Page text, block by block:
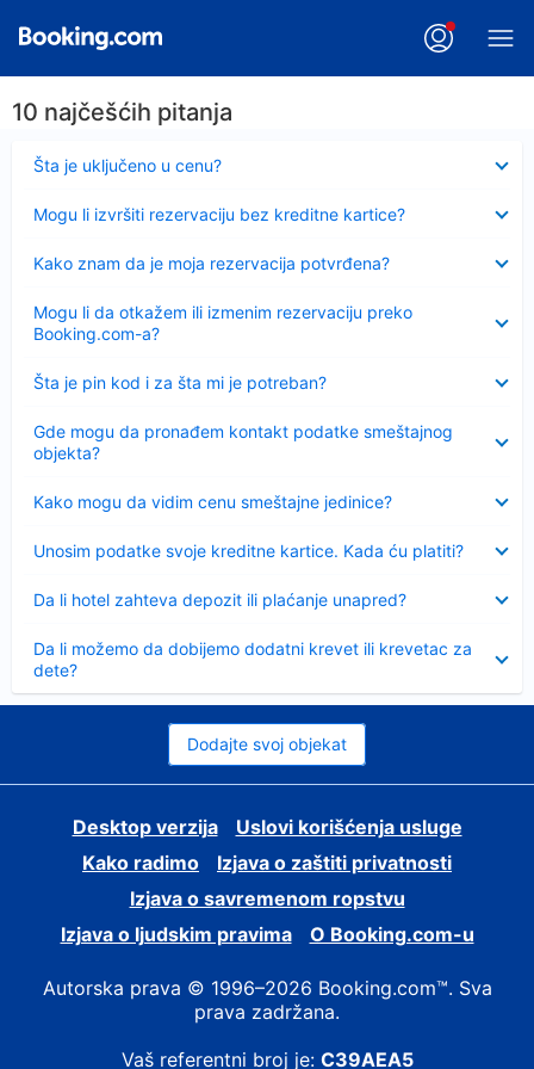
10 najčešćih pitanja
Šta je uključeno u cenu?
Sažeto
Mogu li izvršiti rezervaciju bez kreditne kartice?
Kako znam da je moja rezervacija potvrđena?
Mogu li da otkažem ili izmenim rezervaciju preko
Booking.com-a?
Šta je pin kod i za šta mi je potreban?
Sažeto
Gde mogu da pronađem kontakt podatke smeštajnog
objekta?
Kako mogu da vidim cenu smeštajne jedinice?
Unosim podatke svoje kreditne kartice. Kada ću platiti?
Da li hotel zahteva depozit ili plaćanje unapred?
Da li možemo da dobijemo dodatni krevet ili krevetac za
dete?
Dodajte svoj objekat
Desktop verzija
Uslovi korišćenja usluge
Kako radimo
Izjava o zaštiti privatnosti
Izjava o savremenom ropstvu
Izjava o ljudskim pravima
О Booking.com-u
Autorska prava © 1996–2026 Booking.com™. Sva
prava zadržana.
Vaš referentni broj je: C39AEA5